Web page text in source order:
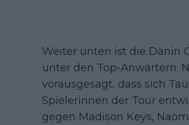
Weiter unten ist die Dänin
unter den Top-Anwärtern.
vorausgesagt, dass sich
Spielerinnen der Tour
gegen Madison Keys,